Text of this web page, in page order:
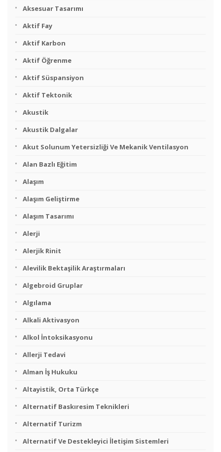
Aksesuar Tasarımı
Aktif Fay
Aktif Karbon
Aktif Öğrenme
Aktif Süspansiyon
Aktif Tektonik
Akustik
Akustik Dalgalar
Akut Solunum Yetersizliği Ve Mekanik Ventilasyon
Alan Bazlı Eğitim
Alaşım
Alaşım Geliştirme
Alaşım Tasarımı
Alerji
Alerjik Rinit
Alevilik Bektaşilik Araştırmaları
Algebroid Gruplar
Algılama
Alkali Aktivasyon
Alkol İntoksikasyonu
Allerji Tedavi
Alman İş Hukuku
Altayistik, Orta Türkçe
Alternatif Baskıresim Teknikleri
Alternatif Turizm
Alternatif Ve Destekleyici İletişim Sistemleri